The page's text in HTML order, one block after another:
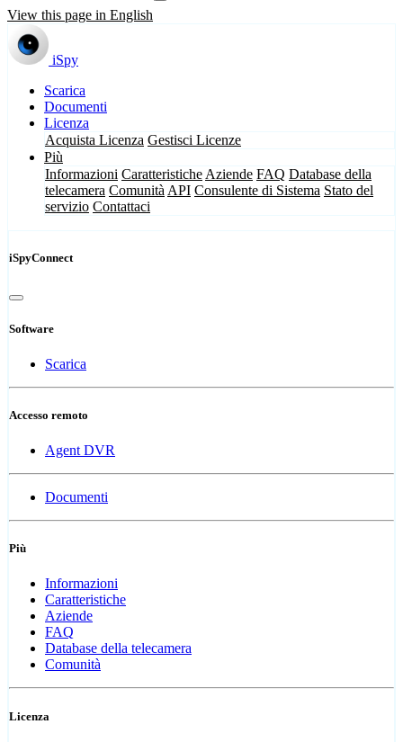
View this page in English
iSpy
Scarica
Documenti
Licenza
Acquista Licenza Gestisci Licenze
Più
Informazioni Caratteristiche Aziende FAQ Database della
telecamera Comunità API Consulente di Sistema Stato del
servizio Contattaci
iSpyConnect
Software
Scarica
Accesso remoto
Agent DVR
Documenti
Più
Informazioni
Caratteristiche
Aziende
FAQ
Database della telecamera
Comunità
Licenza